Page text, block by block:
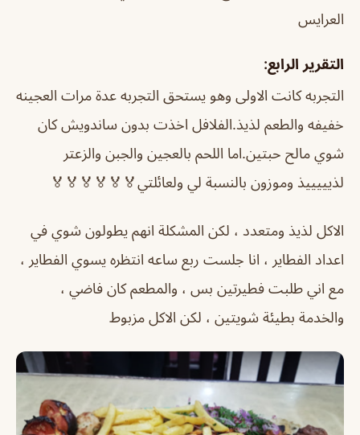
العرايس
التقرير الرابع:
التجربه كانت الاولى وهو يستحق التجربه عدة مرات العجينه
خفيفه والطعم لذيذ.الفلافل اخذت بدون ساندويش كان
شوي مالح حبتين.اما اللحم بالعجين والجبن والزعتر
لذيييييذ وموزون بالنسبة لي ولعائلتي🏅🏅🏅🏅🏅🏅
الاكل لذيذ ومتعدد ، لكن المشكلة انهم يطولون شوي في
اعداد الفطاير ، انا جلست ربع ساعه انتظره يسوي الفطاير ،
مع اني طلبت فطيرتين بس ، والمطعم كان فاضي ،
والخدمة بطيئة شويتين ، لكن الاكل مزبوط